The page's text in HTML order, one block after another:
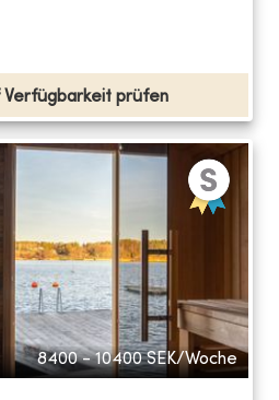
Verfügbarkeit prüfen
8400 - 10400 SEK/Woche